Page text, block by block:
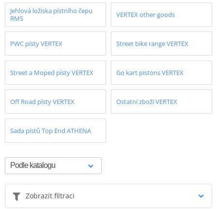
Jehlová ložiska pístního čepu
RMS
VERTEX other goods
PWC písty VERTEX Street bike range VERTEX
Street a Moped písty VERTEX Go kart pistons VERTEX
Off Road písty VERTEX Ostatní zboží VERTEX
Sada pístů Top End ATHENA
Zobrazit filtraci